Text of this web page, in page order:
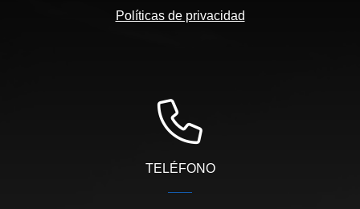
Políticas de privacidad
TELÉFONO